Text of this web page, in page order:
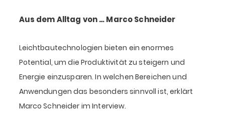
Aus dem Alltag von … Marco Schneider
Leichtbautechnologien bieten ein enormes
Potential, um die Produktivität zu steigern und
Energie einzusparen. In welchen Bereichen und
Anwendungen das besonders sinnvoll ist, erklärt
Marco Schneider im Interview.